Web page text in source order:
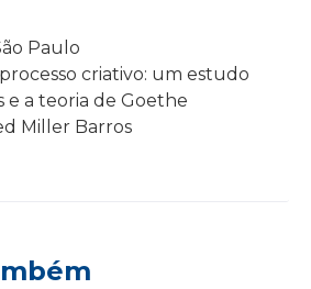
Paulo
criativo: um estudo
e a teoria de Goethe
Miller Barros